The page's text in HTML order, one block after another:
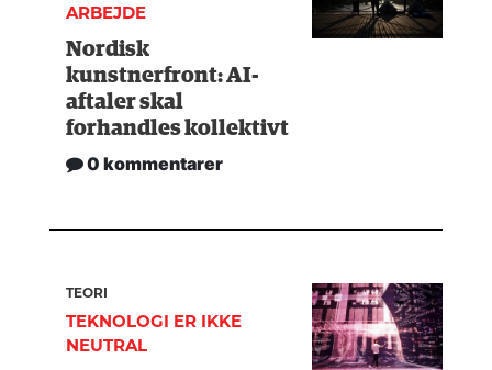
ARBEJDE
Nordisk
kunstnerfront: AI-
aftaler skal
forhandles kollektivt
0 kommentarer
TEORI
TEKNOLOGI ER IKKE
NEUTRAL